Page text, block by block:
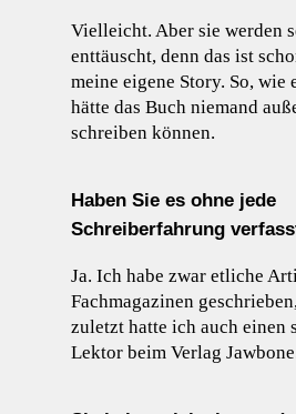
Vielleicht. Aber sie werden
enttäuscht, denn das ist
meine eigene Story. So, wie
hätte das Buch niemand
schreiben können.
Haben Sie es ohne jede
Schreiberfahrung
Ja. Ich habe zwar etliche
Fachmagazinen
zuletzt hatte ich auch einen
Lektor beim Verlag